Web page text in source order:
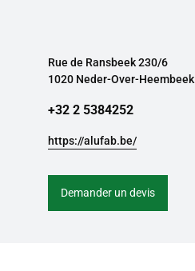
Rue de Ransbeek 230/6
1020 Neder-Over-Heembeek
+32 2 5384252
https://alufab.be/
Demander un devis